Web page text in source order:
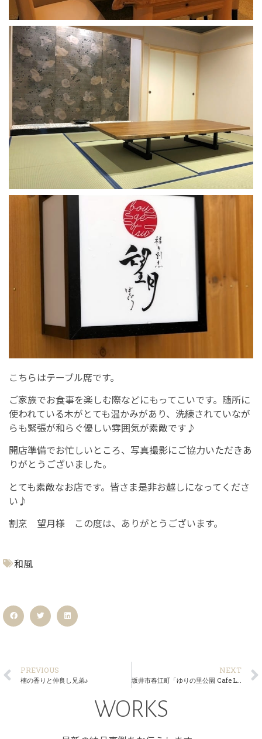
こちらはテーブル席です。
ご家族でお食事を楽しむ際などにもってこいです。随所に
使われている木がとても温かみがあり、洗練されていなが
らも緊張が和らぐ優しい雰囲気が素敵です♪
開店準備でお忙しいところ、写真撮影にご協力いただきあ
りがとうございました。
とても素敵なお店です。皆さま是非お越しになってくださ
い♪
割烹 望月様 この度は、ありがとうございます。
和風
PREVIOUS
楠の香りと仲良し兄弟♪
NEXT
坂井市春江町「ゆりの里公園 Cafe Lily」様
WORKS